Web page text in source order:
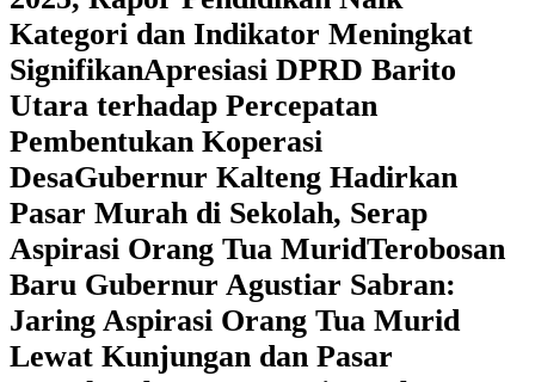
Kategori dan Indikator Meningkat
SignifikanApresiasi DPRD Barito
Utara terhadap Percepatan
Pembentukan Koperasi
Desa‎Gubernur Kalteng Hadirkan
Pasar Murah di Sekolah, Serap
Aspirasi Orang Tua Murid‎Terobosan
Baru Gubernur Agustiar Sabran:
Jaring Aspirasi Orang Tua Murid
Lewat Kunjungan dan Pasar